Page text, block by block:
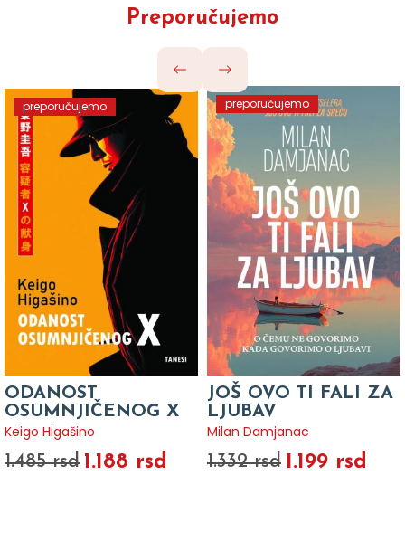
Preporučujemo
preporučujemo
ODANOST
OSUMNJIČENOG X
Keigo Higašino
1.485 rsd 1.188 rsd
preporučujemo
JOŠ OVO TI FALI ZA
LJUBAV
Milan Damjanac
1.332 rsd 1.199 rsd